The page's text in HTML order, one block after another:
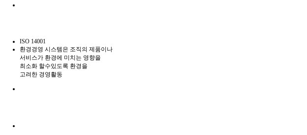
ISO 14001
환경경영 시스템은 조직의 제품이나
서비스가 환경에 미치는 영향을
최소화 할수있도록 환경을
고려한 경영활동